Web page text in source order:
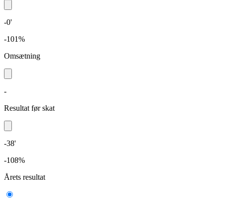
-0'
-101%
Omsætning
-
Resultat før skat
-38'
-108%
Årets resultat